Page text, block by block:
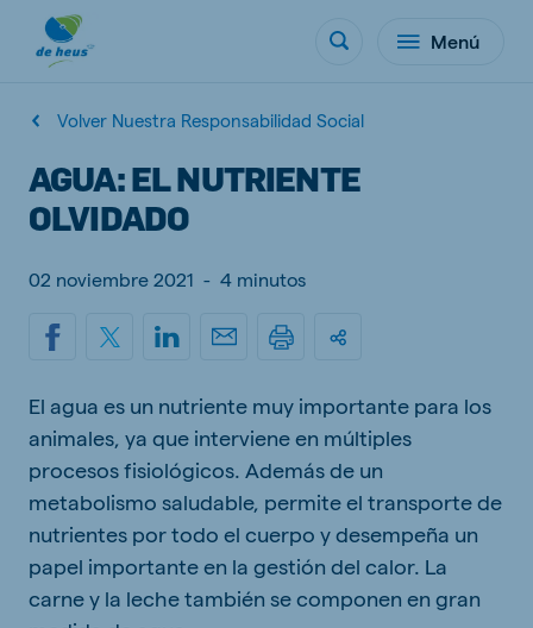
Menú
Volver Nuestra Responsabilidad Social
AGUA: EL NUTRIENTE
OLVIDADO
02 noviembre 2021 - 4 minutos
El agua es un nutriente muy importante para los
animales, ya que interviene en múltiples
procesos fisiológicos. Además de un
metabolismo saludable, permite el transporte de
nutrientes por todo el cuerpo y desempeña un
papel importante en la gestión del calor. La
carne y la leche también se componen en gran